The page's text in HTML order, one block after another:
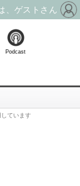
ています
Podcast
、ゲストさん